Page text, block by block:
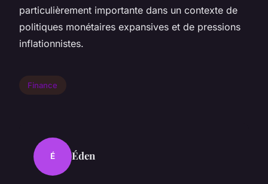
particulièrement importante dans un contexte de
politiques monétaires expansives et de pressions
inflationnistes.
Finance
É Éden